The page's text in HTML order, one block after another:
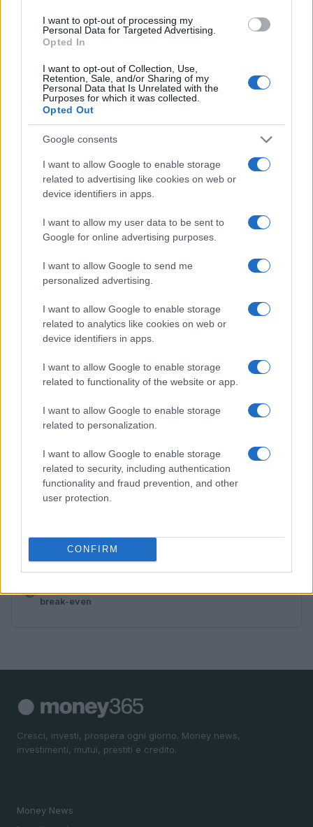
I want to opt-out of processing my
Personal Data for Targeted Advertising.
Opted In
I want to opt-out of Collection, Use,
Retention, Sale, and/or Sharing of my
Personal Data that Is Unrelated with the
Purposes for which it was collected.
Opted Out
Google consents
I want to allow Google to enable storage
related to advertising like cookies on web or
device identifiers in apps.
I want to allow my user data to be sent to
Google for online advertising purposes.
I want to allow Google to send me
personalized advertising.
I want to allow Google to enable storage
related to analytics like cookies on web or
device identifiers in apps.
I want to allow Google to enable storage
related to functionality of the website or app.
I want to allow Google to enable storage
related to personalization.
I want to allow Google to enable storage
related to security, including authentication
functionality and fraud prevention, and other
user protection.
CONFIRM
Edoardo Vitali · 6 Ago 2026
MUTUI
Mare Group ottiene finanziamenti per espansione in
aerospazio e difesa
Edoardo Vitali · 6 Ago 2026
Mutui a tasso variabile: vantaggi e rischi nell’agosto
Mutui variabili vs fissi: cosa cambia con l’Euribor in
rialzo
Fondo Prima Casa: guida ai requisiti, alla
documentazione e alle chance di approvazione
5 break-even
Cresci, investi, prospera ogni giorno. Money news,
investimenti, mutui, prestiti e credito.
Money News